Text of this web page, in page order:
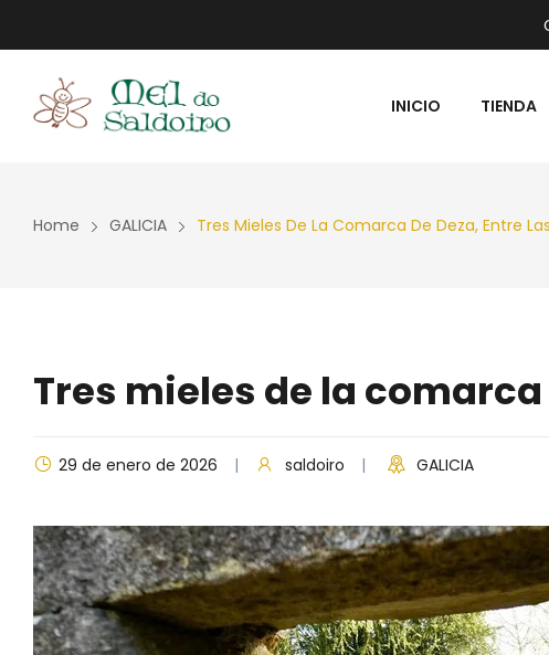
INICIO TIENDA
Home GALICIA Tres Mieles De La Comarca De Deza, Entre
Tres mieles de la
29 de enero de 2026 saldoiro GALICIA